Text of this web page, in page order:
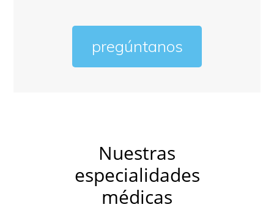
pregúntanos
Nuestras
especialidades
médicas